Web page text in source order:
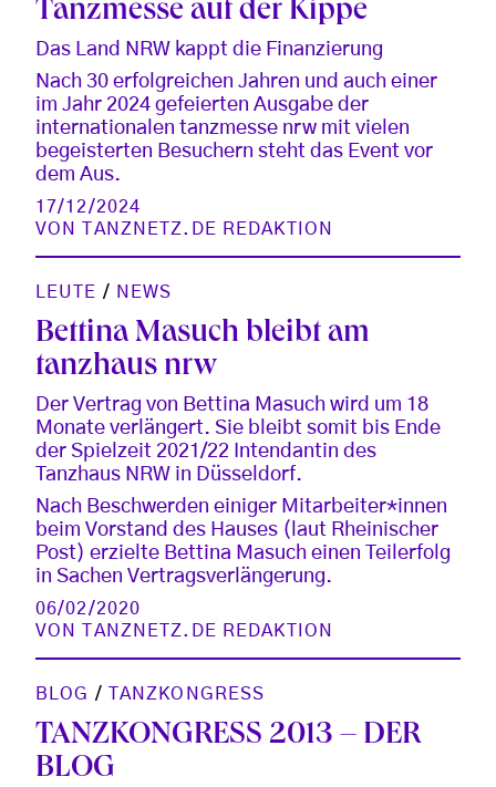
Tanzmesse auf der Kippe
Das Land NRW kappt die Finanzierung
Nach 30 erfolgreichen Jahren und auch einer
im Jahr 2024 gefeierten Ausgabe der
internationalen tanzmesse nrw mit vielen
begeisterten Besuchern steht das Event vor
dem Aus.
17/12/2024
VON
TANZNETZ.DE REDAKTION
LEUTE / NEWS
Bettina Masuch bleibt am
tanzhaus nrw
Der Vertrag von Bettina Masuch wird um 18
Monate verlängert. Sie bleibt somit bis Ende
der Spielzeit 2021/22 Intendantin des
Tanzhaus NRW in Düsseldorf.
Nach Beschwerden einiger Mitarbeiter*innen
beim Vorstand des Hauses (laut Rheinischer
Post) erzielte Bettina Masuch einen Teilerfolg
in Sachen Vertragsverlängerung.
06/02/2020
VON
TANZNETZ.DE REDAKTION
BLOG / TANZKONGRESS
TANZKONGRESS 2013 – DER
BLOG